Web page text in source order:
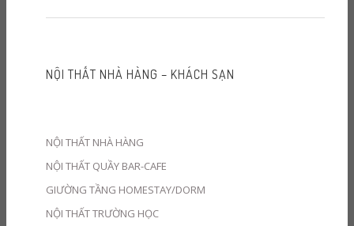
NỘI THẤT NHÀ HÀNG – KHÁCH SẠN
NỘI THẤT NHÀ HÀNG
NỘI THẤT QUẦY BAR-CAFE
GIƯỜNG TẦNG HOMESTAY/DORM
NỘI THẤT TRƯỜNG HỌC